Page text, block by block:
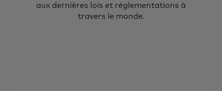
aux dernières lois et réglementations à
travers le monde.